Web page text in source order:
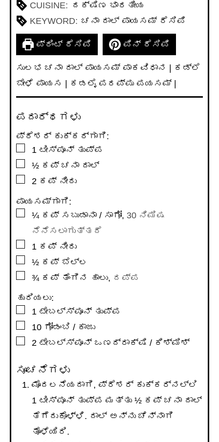
CUISINE: ದಕ್ಷಿಣ ಭಾರತೀಯ
KEYWORD: ಚನಾ ದಾಲ್ ಪಾಯಸಮ್ ರೆಸಿಪಿ
ಪ್ರಿಂಟ್ ರೆಸಿಪಿ ಪಿನ್ ರೆಸಿಪಿ
ಸುಲಭ ಚನಾ ದಾಲ್ ಪಾಯಸಮ್ ಪಾಕವಿಧಾನ | ಕಡ್ಲೆ
ಬೇಳೆ ಪಾಯಸ | ಕಡಲೈ ಪರಪ್ಪು ಪಯಸಮ್ |
ಪದಾರ್ಥಗಳು
ಪ್ರೆಶರ್ ಕುಕ್ಕರ್ಗಾಗಿ:
▢1 ಟೀಸ್ಪೂನ್ ತುಪ್ಪ
▢½ ಕಪ್ ಚನಾ ದಾಲ್
▢2 ಕಪ್ ನೀರು
ಪಾಯಸಮ್‌ಗಾಗಿ:
▢¼ ಕಪ್ ಸಬುಡಾನಾ / ಸಾಗೋ, 30 ನಿಮಿಷ
ನೆನೆಸಲಾಗುತ್ತದೆ
▢1 ಕಪ್ ನೀರು
▢½ ಕಪ್ ಬೆಲ್ಲ
▢¾ ಕಪ್ ತೆಂಗಿನ ಹಾಲು, ದಪ್ಪ
ಹುರಿಯಲು:
▢1 ಟೇಬಲ್ಸ್ಪೂನ್ ತುಪ್ಪ
▢10 ಗೋಡಂಬಿ / ಕಾಜು
▢2 ಟೇಬಲ್ಸ್ಪೂನ್ ಒಣದ್ರಾಕ್ಷಿ / ಕಿಶ್ಮಿಶ್
ಸೂಚನೆಗಳು
ಮೊದಲನೆಯದಾಗಿ, ಪ್ರೆಶರ್ ಕುಕ್ಕರ್‌ನಲ್ಲಿ
1 ಟೀಸ್ಪೂನ್ ತುಪ್ಪ ಮತ್ತು ½ ಕಪ್ ಚನಾ ದಾಲ್
ತೆಗೆದುಕೊಳ್ಳಿ. ದಾಲ್ ಅನ್ನು ಚೆನ್ನಾಗಿ
ತೊಳೆಯಿರಿ.